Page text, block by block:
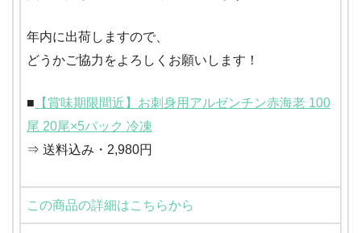
年内に出荷しますので、
どうかご協力をよろしくお願いします！
■ 【賞味期限間近】お刺身用アルゼンチン赤海老 100
尾 20尾×5パック 冷凍
⇒ 送料込み・2,980円
この商品の詳細はこちらから